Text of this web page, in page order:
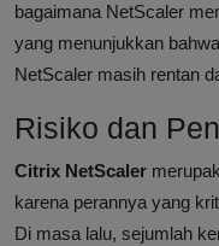
bagaimana NetScaler
yang menunjukkan
NetScaler masih rentan
Risiko dan
Citrix NetScaler
karena perannya yang
Di masa lalu, sejumlah